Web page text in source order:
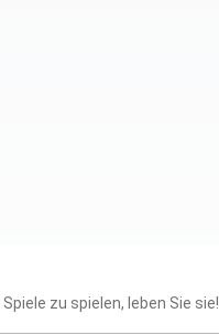
zu spielen, leben Sie sie!